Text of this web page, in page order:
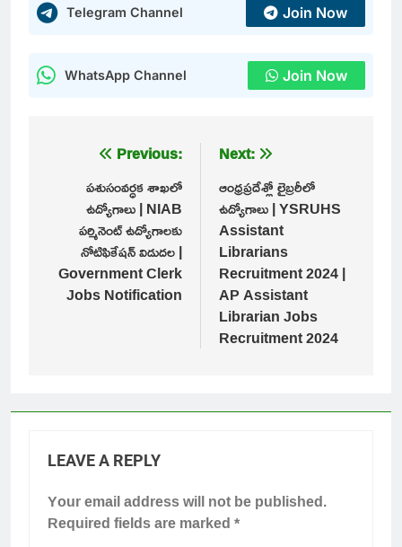
Telegram Channel Join Now
WhatsApp Channel Join Now
navigation
Previous:
పశుసంవర్ధక శాఖలో
ఉద్యోగాలు | NIAB
పర్మినెంట్ ఉద్యోగాలకు
నోటిఫికేషన్ విడుదల |
Government Clerk
Jobs Notification
Next:
ఆంధ్రప్రదేశ్లో లైబ్రరీలో
ఉద్యోగాలు | YSRUHS
Assistant
Librarians
Recruitment 2024 |
AP Assistant
Librarian Jobs
Recruitment 2024
LEAVE A REPLY
Your email address will not be published.
Required fields are marked*